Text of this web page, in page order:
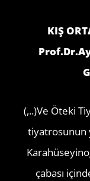
KIŞ
(,..)Ve Öteki
tiyatrosunun
çabası